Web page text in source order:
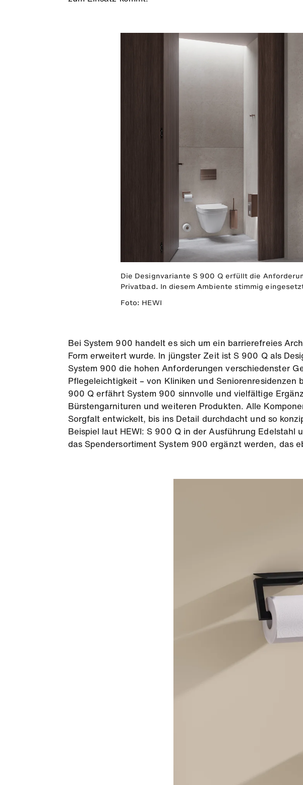
Die Designvariante S 900 Q erfüllt die
Privatbad. In diesem Ambiente stimmig
Foto: HEWI
Bei System 900 handelt es sich um ein barrierefreies
Form erweitert wurde. In jüngster Zeit ist S 900 Q als
System 900 die hohen Anforderungen verschiedenster
Pflegeleichtigkeit – von Kliniken und
900 Q erfährt System 900 sinnvolle und vielfältige
Bürstengarnituren und weiteren Produkten. Alle
Sorgfalt entwickelt, bis ins Detail durchdacht und so
Beispiel laut HEWI: S 900 Q in der Ausführung
das Spendersortiment System 900 ergänzt werden, das